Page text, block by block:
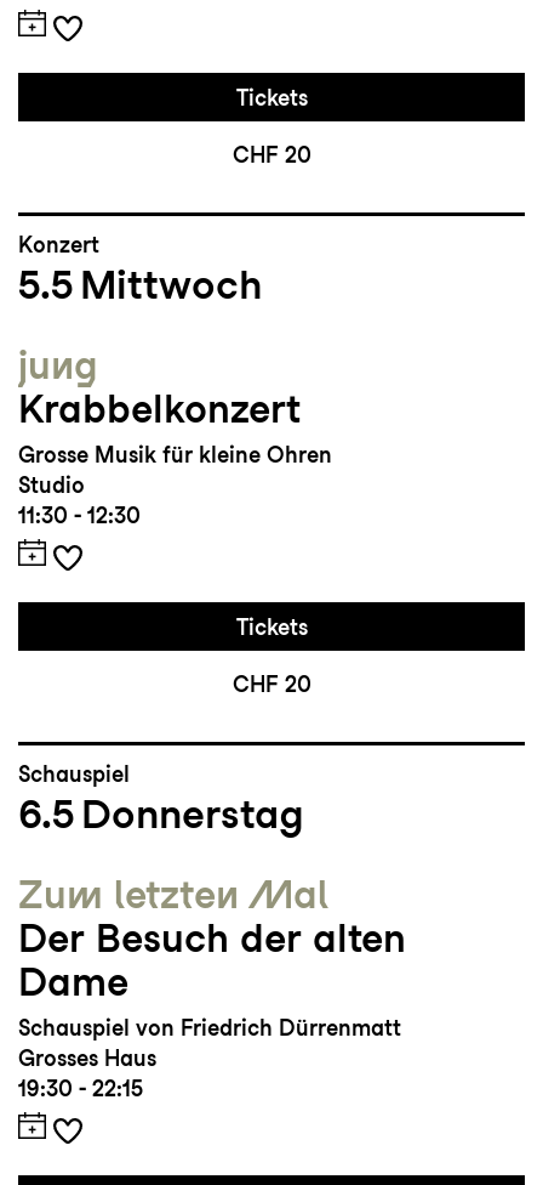
Tickets
CHF 20
Konzert
5.5 Mittwoch
jung
Krabbelkonzert
Grosse Musik für kleine Ohren
Studio
11:30 - 12:30
Tickets
CHF 20
Schauspiel
6.5 Donnerstag
Zum letzten Mal
Der Besuch der alten
Dame
Schauspiel von Friedrich Dürrenmatt
Grosses Haus
19:30 - 22:15